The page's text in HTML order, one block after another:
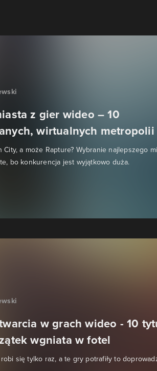
z gier wideo – 10
wirtualnych metropolii
City, a może Rapture? Wybranie najlepszego
bo konkurencja jest wyjątkowo duża.
w grach wideo - 10
wgniata w fotel
się tylko raz, a te gry potrafiły to